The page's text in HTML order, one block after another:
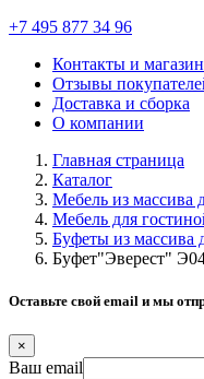
+7 495 877 34 96
Контакты и
Отзывы
Доставка и сборка
О компании
Главная страница
Каталог
Мебель из массива
Мебель для
Буфеты из массива
Буфет"Эверест"
Оставьте свой email и мы
×
Ваш email